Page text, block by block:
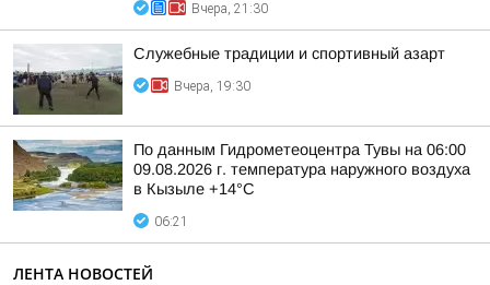
Вчера, 21:30
Служебные традиции и спортивный азарт
Вчера, 19:30
По данным Гидрометеоцентра Тувы на 06:00
09.08.2026 г. температура наружного воздуха
в Кызыле +14°С
06:21
ЛЕНТА НОВОСТЕЙ